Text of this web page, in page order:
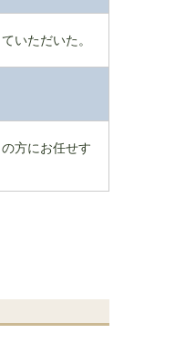
いただいた。
方にお任せす